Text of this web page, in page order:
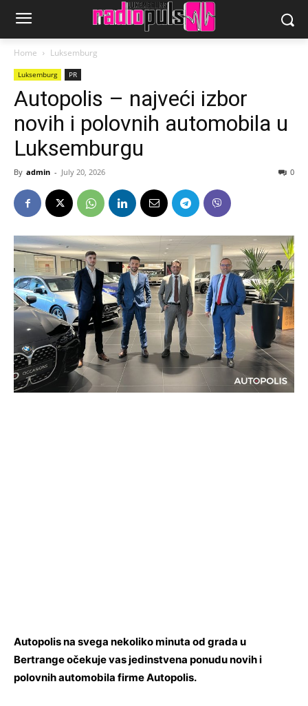
Home Luksemburg
Luksemburg PR
Autopolis – najveći izbor
novih i polovnih automobila u
Luksemburgu
By admin - July 20, 2026 0
Autopolis na svega nekoliko minuta od grada u
Bertrange očekuje vas jedinstvena ponudu novih i
polovnih automobila firme Autopolis.